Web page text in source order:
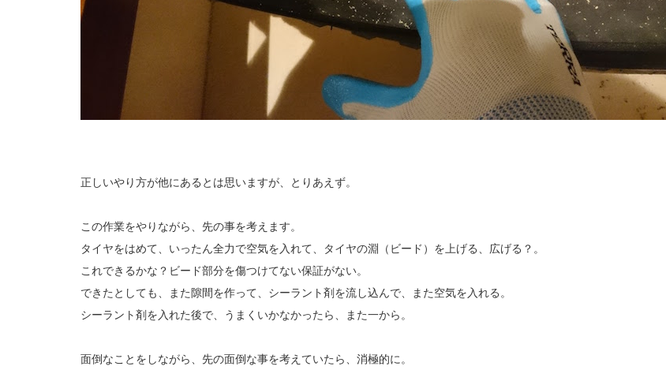
正しいやり方が他にあるとは思いますが、とりあえず。
この作業をやりながら、先の事を考えます。
タイヤをはめて、いったん全力で空気を入れて、タイヤの淵（ビード）を上げる、広げる？。
これできるかな？ビード部分を傷つけてない保証がない。
できたとしても、また隙間を作って、シーラント剤を流し込んで、また空気を入れる。
シーラント剤を入れた後で、うまくいかなかったら、また一から。
面倒なことをしながら、先の面倒な事を考えていたら、消極的に。